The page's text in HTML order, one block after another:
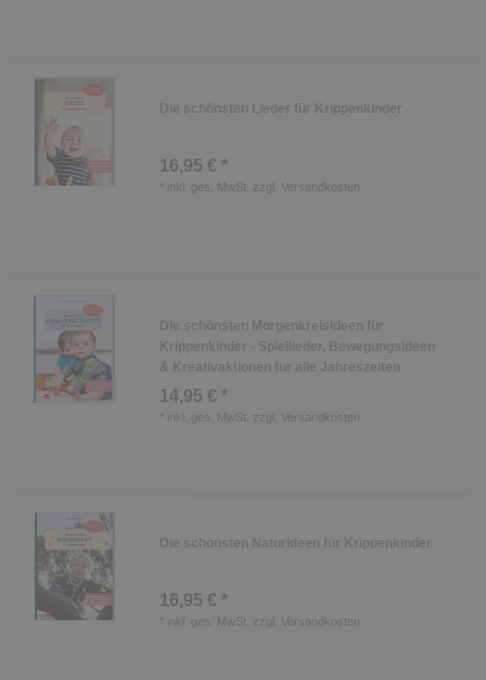
Die schönsten Lieder für Krippenkinder
16,95 € *
* inkl. ges. MwSt. zzgl. Versandkosten
Die schönsten Morgenkreisideen für
Krippenkinder - Spiellieder, Bewegungsideen
& Kreativaktionen für alle Jahreszeiten
14,95 € *
* inkl. ges. MwSt. zzgl. Versandkosten
Die schönsten Naturideen für Krippenkinder
16,95 € *
* inkl. ges. MwSt. zzgl. Versandkosten